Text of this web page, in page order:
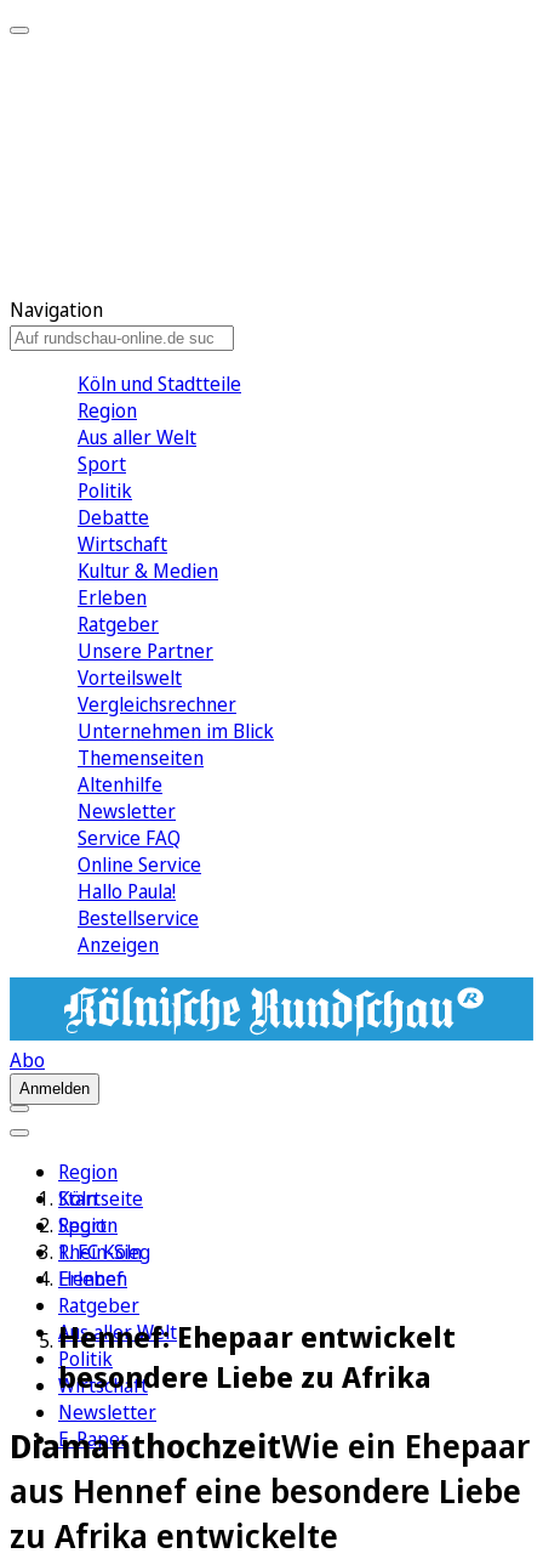
Navigation
Köln und Stadtteile
Region
Aus aller Welt
Sport
Politik
Debatte
Wirtschaft
Kultur & Medien
Erleben
Ratgeber
Unsere Partner
Vorteilswelt
Vergleichsrechner
Unternehmen im Blick
Themenseiten
Altenhilfe
Newsletter
Service FAQ
Online Service
Hallo Paula!
Bestellservice
Anzeigen
Abo
Anmelden
Region
Köln
Sport
1. FC Köln
Erleben
Ratgeber
Aus aller Welt
Politik
Wirtschaft
Newsletter
E-Paper
Startseite
Region
Rhein-Sieg
Hennef
Hennef: Ehepaar entwickelt
besondere Liebe zu Afrika
DiamanthochzeitWie ein Ehepaar
aus Hennef eine besondere Liebe
zu Afrika entwickelte